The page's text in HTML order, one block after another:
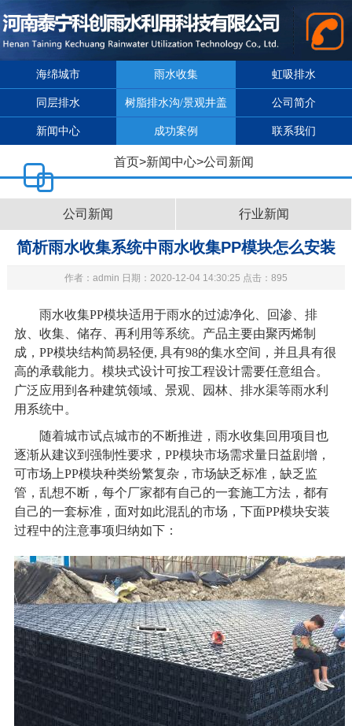
海绵城市 雨水收集 虹吸排水
同层排水 树脂排水沟/景观井盖 公司简介
新闻中心 成功案例 联系我们
首页>新闻中心>公司新闻
公司新闻 行业新闻
简析雨水收集系统中雨水收集PP模块怎么安装
作者：admin 日期：2020-12-04 14:30:25 点击：895
雨水收集PP模块适用于雨水的过滤净化、回渗、排
放、收集、储存、再利用等系统。产品主要由聚丙烯制
成，PP模块结构简易轻便, 具有98的集水空间，并且具有很
高的承载能力。模块式设计可按工程设计需要任意组合。
广泛应用到各种建筑领域、景观、园林、排水渠等雨水利
用系统中。
随着城市试点城市的不断推进，雨水收集回用项目也
逐渐从建议到强制性要求，PP模块市场需求量日益剧增，
可市场上PP模块种类纷繁复杂，市场缺乏标准，缺乏监
管，乱想不断，每个厂家都有自己的一套施工方法，都有
自己的一套标准，面对如此混乱的市场，下面PP模块安装
过程中的注意事项归纳如下：